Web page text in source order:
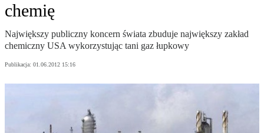
chemię
Największy publiczny koncern świata zbuduje największy zakład
chemiczny USA wykorzystując tani gaz łupkowy
Publikacja: 01.06.2012 15:16